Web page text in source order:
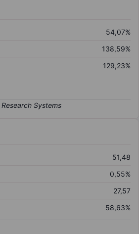
54,07%
138,59%
129,23%
51,48
0,55%
27,57
58,63%